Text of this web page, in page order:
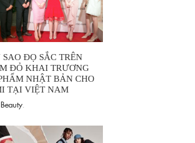
SAO ĐỌ SẮC TRÊN
ĐỎ KHAI TRƯƠNG
NHẬT BẢN CHO
TẠI VIỆT NAM
Beauty.